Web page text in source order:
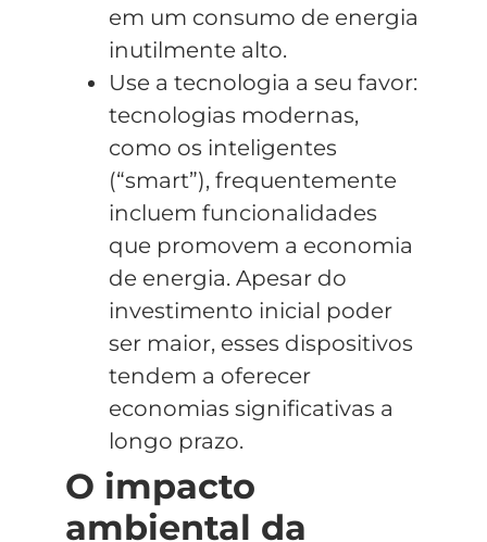
em um consumo de energia
inutilmente alto.
Use a tecnologia a seu favor:
tecnologias modernas,
como os inteligentes
(“smart”), frequentemente
incluem funcionalidades
que promovem a economia
de energia. Apesar do
investimento inicial poder
ser maior, esses dispositivos
tendem a oferecer
economias significativas a
longo prazo.
O impacto
ambiental da